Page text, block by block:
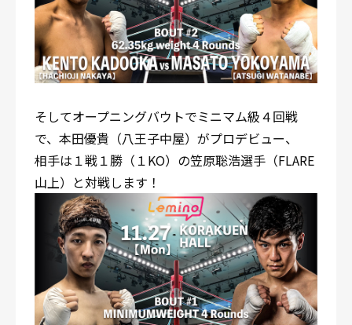
そしてオープニングバウトでミニマム級４回戦
で、本田優貴（八王子中屋）がプロデビュー、
相手は１戦１勝（１KO）の笠原聡浩選手（FLARE
山上）と対戦します！